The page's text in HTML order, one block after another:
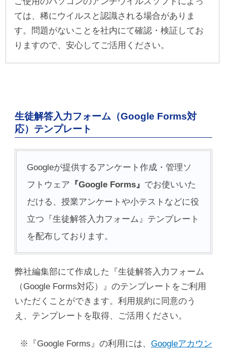
ては、稀にウイルスと認識される場合がありま
す。問題がないことを社内にて確認・検証してお
りますので、安心してご活用ください。
生徒解答入力フォーム（Google Forms対
応）テンプレート
Googleが提供するアンケート作成・管理ソ
フトウェア 『Google Forms』 でお使いいた
だける、授業アンケートや小テストなどに役
立つ『生徒解答入力フォーム』テンプレート
を配布しております。
弊社編集部にて作成した『生徒解答入力フォーム
（Google Forms対応）』のテンプレートをご利用
いただくことができます。利用規約に同意のう
え、テンプレートを取得、ご活用ください。
※『Google Forms』の利用には、 Googleアカウン